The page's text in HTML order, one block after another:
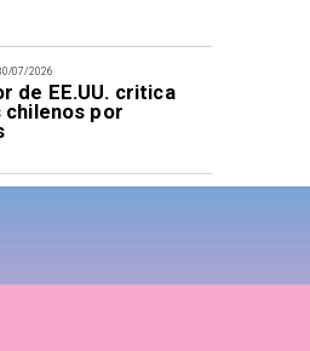
07/2026
de EE.UU. critica
por